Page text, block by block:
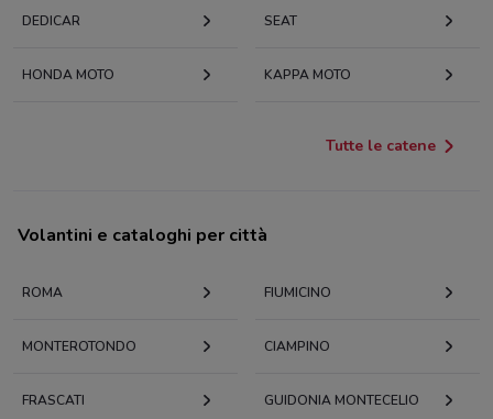
DEDICAR SEAT
HONDA MOTO KAPPA MOTO
Tutte le catene
Volantini e cataloghi per città
ROMA FIUMICINO
MONTEROTONDO CIAMPINO
FRASCATI GUIDONIA MONTECELIO